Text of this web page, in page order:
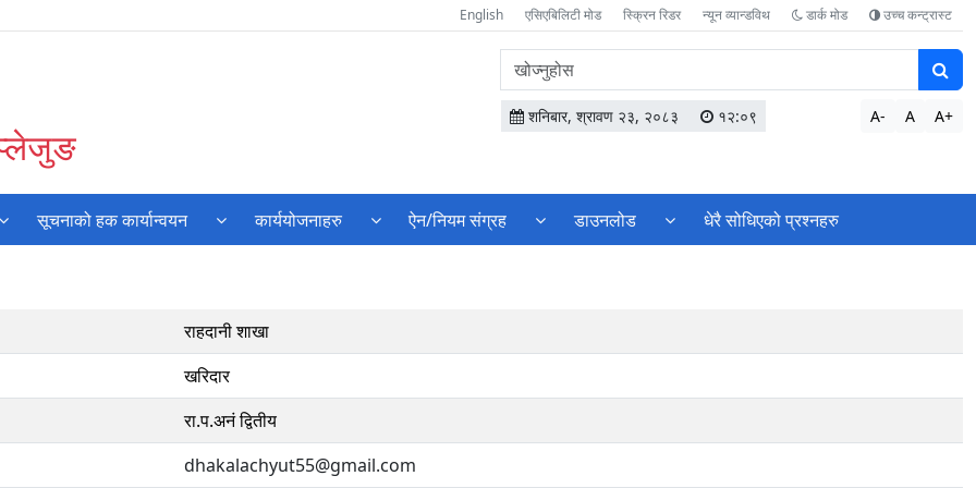
English एसिएबिलिटी मोड स्क्रिन रिडर न्यून व्यान्डविथ डार्क मोड उच्च कन्ट्रास्ट
वेबसाइटमा
सामग्री
खोज्नुहोस
शनिबार, श्रावण २३, २०८३ १२:०९ A- A A+
सूचनाको हक कार्यान्वयन कार्ययोजनाहरु ऐन/नियम संग्रह डाउनलोड धेरै सोधिएको प्रश्नहरु
राहदानी शाखा
खरिदार
रा.प.अनं द्वितीय
dhakalachyut55@gmail.com